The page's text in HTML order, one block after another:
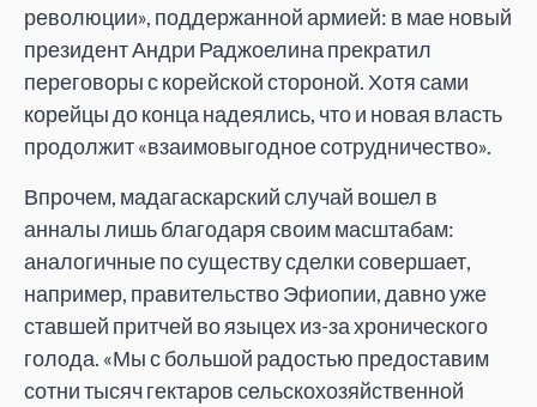
революции», поддержанной армией: в мае новый
президент Андри Раджоелина прекратил
переговоры с корейской стороной. Хотя сами
корейцы до конца надеялись, что и новая власть
продолжит «взаимовыгодное сотрудничество».
Впрочем, мадагаскарский случай вошел в
анналы лишь благодаря своим масштабам:
аналогичные по существу сделки совершает,
например, правительство Эфиопии, давно уже
ставшей притчей во языцех из-за хронического
голода. «Мы с большой радостью предоставим
сотни тысяч гектаров сельскохозяйственной